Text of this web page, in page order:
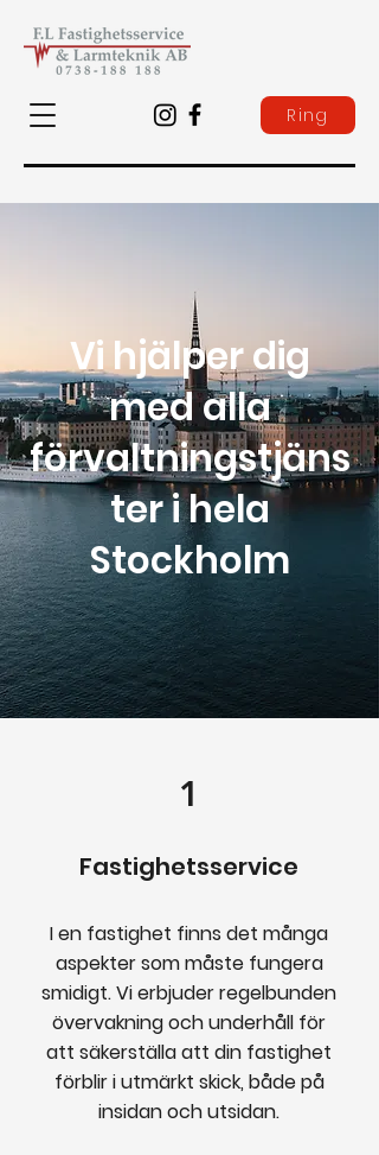
Ring
Vi hjälper dig
med alla
förvaltningstjäns
ter i hela
Stockholm
1
Fastighetsservice
I en fastighet finns det många
aspekter som måste fungera
smidigt. Vi erbjuder regelbunden
övervakning och underhåll för
att säkerställa att din fastighet
förblir i utmärkt skick, både på
insidan och utsidan.